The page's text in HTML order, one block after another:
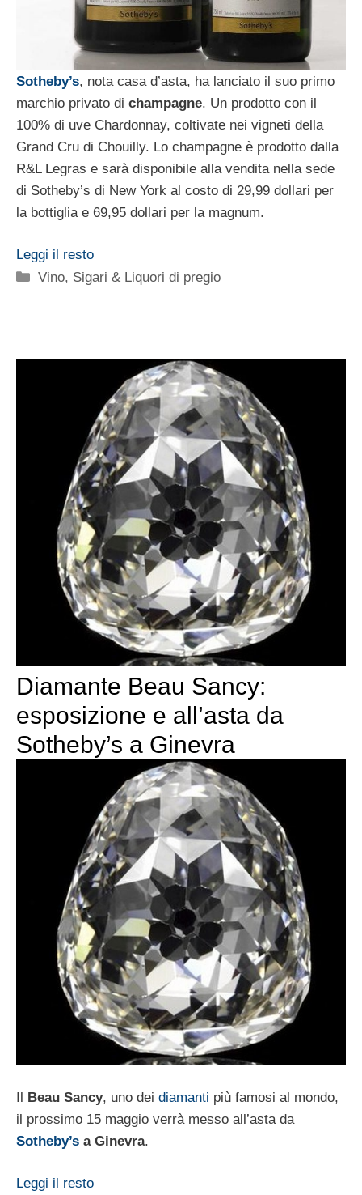
Sotheby’s, nota casa d’asta, ha lanciato il suo primo
marchio privato di champagne. Un prodotto con il
100% di uve Chardonnay, coltivate nei vigneti della
Grand Cru di Chouilly. Lo champagne è prodotto dalla
R&L Legras e sarà disponibile alla vendita nella sede
di Sotheby’s di New York al costo di 29,99 dollari per
la bottiglia e 69,95 dollari per la magnum.
Leggi il resto
Categorie
Vino, Sigari & Liquori di pregio
Diamante Beau Sancy:
esposizione e all’asta da
Sotheby’s a Ginevra
Il Beau Sancy, uno dei diamanti più famosi al mondo,
il prossimo 15 maggio verrà messo all’asta da
Sotheby’s a Ginevra.
Leggi il resto